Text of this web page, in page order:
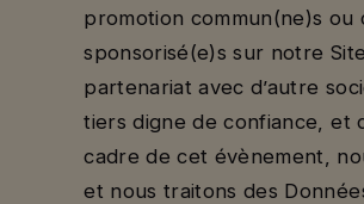
promotion commun(ne)s ou
sponsorisé(e)s sur notre
partenariat avec d’autre
tiers digne de confiance, et
cadre de cet évènement,
et nous traitons des